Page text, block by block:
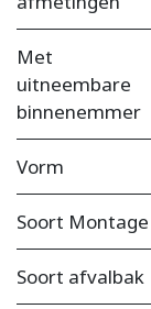
Met
uitneembare
binnenemmer
Vorm
Soort Montage
Soort afvalbak